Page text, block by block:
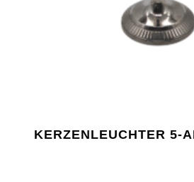
KERZENLEUCHTER 5-